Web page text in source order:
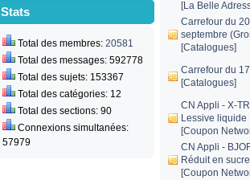
Stats
Total des membres:20581
Total des messages: 592778
Total des sujets: 153367
Total des catégories: 12
Total des sections: 90
Connexions simultanées:
57979
[La Belle
Carrefour du
septembre
[Catalogues]
Carrefour du
[Catalogues]
CN Appli - X-
Lessive liquide
[Coupon
CN Appli -
Réduit en
[Coupon